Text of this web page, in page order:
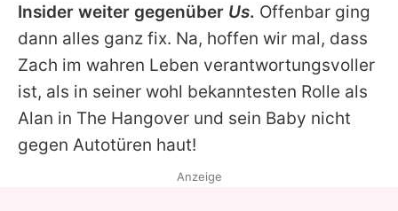
Insider weiter gegenüber Us. Offenbar ging
dann alles ganz fix. Na, hoffen wir mal, dass
Zach im wahren Leben verantwortungsvoller
ist, als in seiner wohl bekanntesten Rolle als
Alan in The Hangover und sein Baby nicht
gegen Autotüren haut!
Anzeige